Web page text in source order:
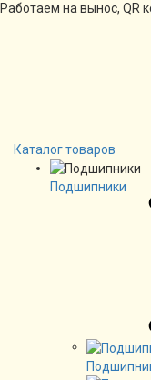
Работаем на вынос, QR
Каталог товаров
Подшипники